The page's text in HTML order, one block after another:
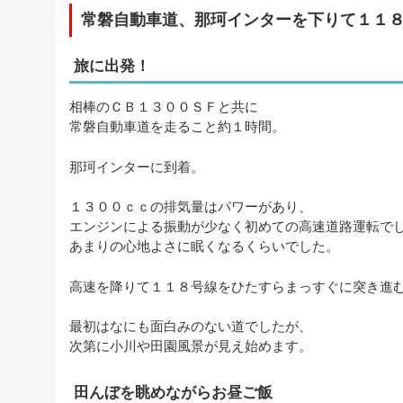
常磐自動車道、那珂インターを下りて１１
旅に出発！
相棒のＣＢ１３００ＳＦと共に
常磐自動車道を走ること約１時間。
那珂インターに到着。
１３００ｃｃの排気量はパワーがあり、
エンジンによる振動が少なく初めての高速道路運転で
あまりの心地よさに眠くなるくらいでした。
高速を降りて１１８号線をひたすらまっすぐに突き進む
最初はなにも面白みのない道でしたが、
次第に小川や田園風景が見え始めます。
田んぼを眺めながらお昼ご飯